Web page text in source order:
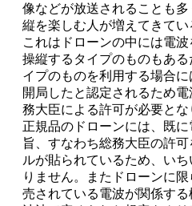
像などが放送されることも
縦を楽しむ人が増えてきてい
これはドローンの中には電
操縦するタイプのものもあ
イプのものを利用する場合
開局したと認定されるため
務大臣による許可が必要と
正規品のドローンには、既
旨、すなわち総務大臣の許
ルが貼られているため、い
りません。またドローンに
売されている電波が関係す